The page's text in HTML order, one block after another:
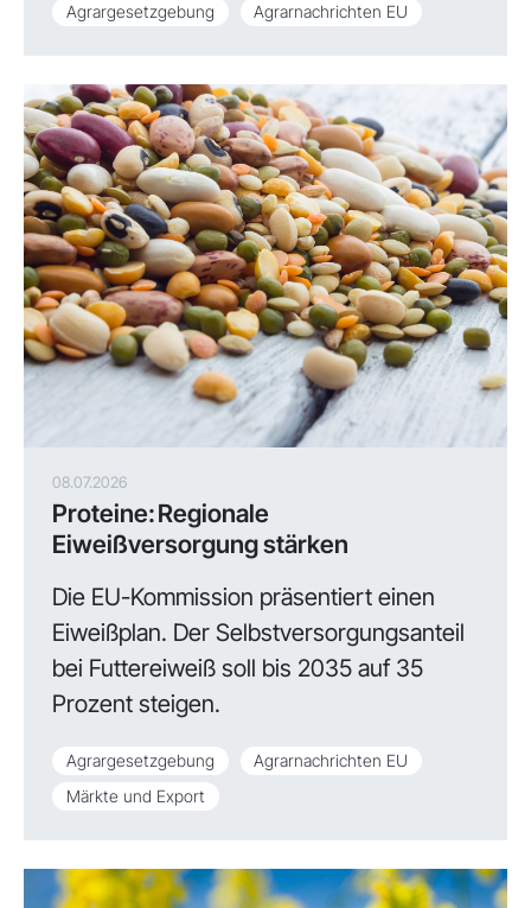
Agrargesetzgebung Agrarnachrichten EU
08.07.2026
Proteine: Regionale
Eiweißversorgung stärken
Die EU-Kommission präsentiert einen
Eiweißplan. Der Selbstversorgungsanteil
bei Futtereiweiß soll bis 2035 auf 35
Prozent steigen.
Agrargesetzgebung
Agrarnachrichten EU
Märkte und Export